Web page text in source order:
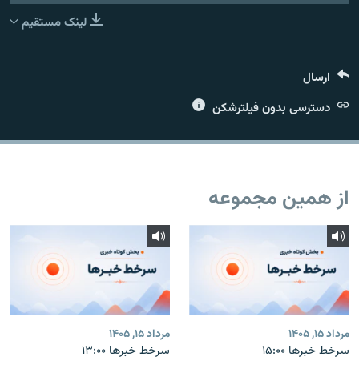
لینک مستقیم
ارسال
دسترسی بدون فیلترشکن
از همین مجموعه
مرداد ۱۵, ۱۴۰۵
سرخط خبرها ۱۵:۰۰
مرداد ۱۵, ۱۴۰۵
سرخط خبرها ۱۳:۰۰